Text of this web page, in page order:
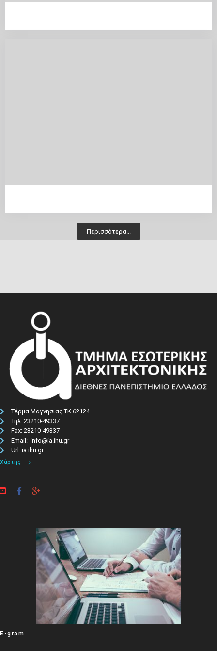
Περισσότερα...
Τέρμα Μαγνησίας ΤΚ 62124
Τηλ: 23210-49337​
Fax: 23210-49337
Email: info@ia.ihu.gr
Url: ia.ihu.gr
Χάρτης
E-gram